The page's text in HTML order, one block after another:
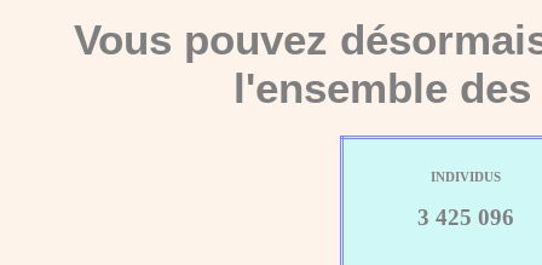
Vous pouvez
l'ensemble
INDIVIDUS
3 425 096